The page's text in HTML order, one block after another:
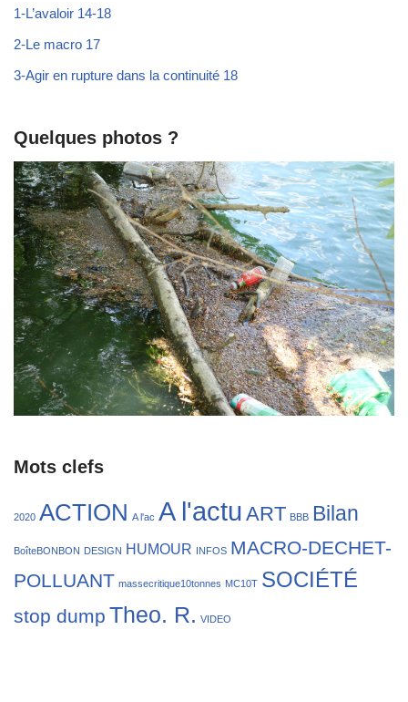
1-L’avaloir 14-18
2-Le macro 17
3-Agir en rupture dans la continuité 18
Quelques photos ?
Mots clefs
2020 ACTION A l'ac A l'actu ART BBB Bilan
BoîteBONBON DESIGN HUMOUR INFOS MACRO-DECHET-
POLLUANT massecritique10tonnes MC10T SOCIÉTÉ
stop dump Theo. R. VIDEO